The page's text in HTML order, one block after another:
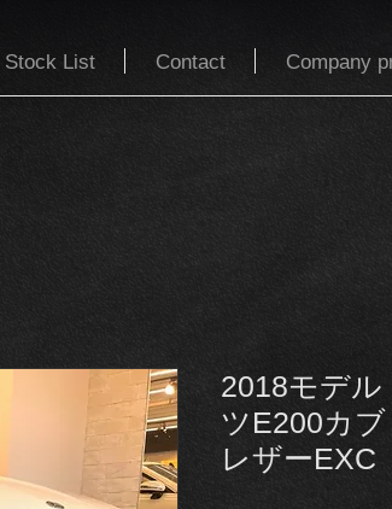
Stock List Contact Company
2018モデ
ツE200カ
レザーEXC